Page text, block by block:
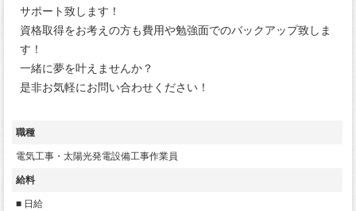
サポート致します！
資格取得をお考えの方も費用や勉強面でのバックアップ致しま
す！
一緒に夢を叶えませんか？
是非お気軽にお問い合わせください！
職種
電気工事・太陽光発電設備工事作業員
給料
■ 日給